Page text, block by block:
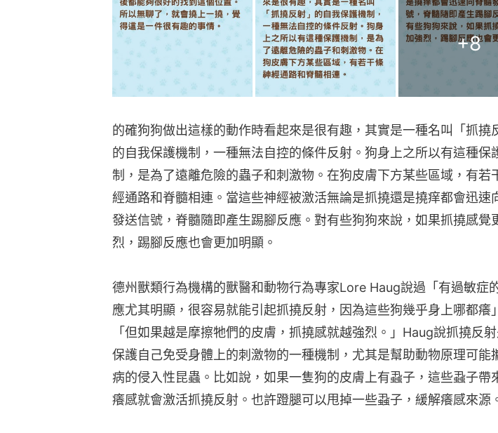
+8
的確狗狗做出這樣的動作時看起來是很有趣，其實是一種名叫「抓撓
的自我保護機制，一種無法自控的條件反射。狗身上之所以有這種保
制，是為了遠離危險的蟲子和刺激物。在狗皮膚下方某些區域，有若
經通路和脊髓相連。當這些神經被激活無論是抓撓還是撓痒都會迅速
發送信號，脊髓隨即產生踢腳反應。對有些狗狗來說，如果抓撓感覺
烈，踢腳反應也會更加明顯。
德州獸類行為機構的獸醫和動物行為專家Lore Haug說過「有過敏症
應尤其明顯，很容易就能引起抓撓反射，因為這些狗幾乎身上哪都癢
「但如果越是摩擦牠們的皮膚，抓撓感就越強烈。」Haug說抓撓反
保護自己免受身體上的刺激物的一種機制，尤其是幫助動物原理可能
病的侵入性昆蟲。比如說，如果一隻狗的皮膚上有蝨子，這些蝨子帶
癢感就會激活抓撓反射。也許蹬腿可以甩掉一些蝨子，緩解癢感來源